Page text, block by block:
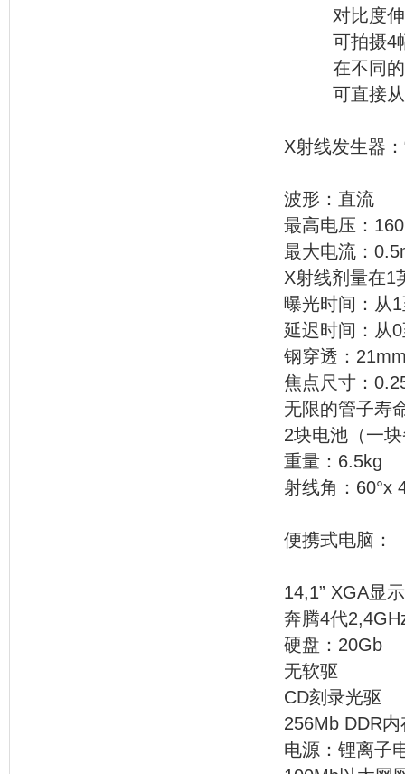
对比度伸
可拍摄4幅
在不同的X
可直接从笔
X射线
波形：直流
最高电压：
最大电流：
X射线剂量在1
曝光时间：从
延迟时间：从
钢穿透：
焦点尺寸：
无限的管子寿
2块电池（一
重量：6.5kg
射线角：60°x
便
14,1” XGA显
奔腾4代
硬盘：20Gb
无软驱
CD刻录光驱
256Mb DDR内
电源：锂离子